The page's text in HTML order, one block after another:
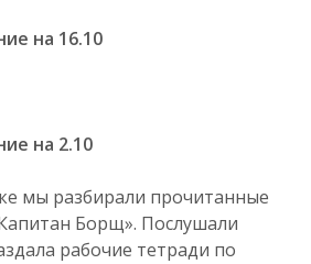
на 16.10
на 2.10
мы разбирали прочитанные
Борщ». Послушали
рабочие тетради по